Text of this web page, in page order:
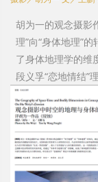
胡为一的观念摄影
理”向“身体地理”
了身体地理学的
段义孚“恋地情结”